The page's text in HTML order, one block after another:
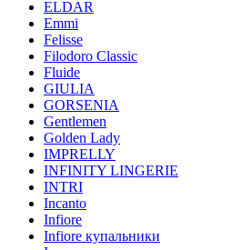
ELDAR
Emmi
Felisse
Filodoro Classic
Fluide
GIULIA
GORSENIA
Gentlemen
Golden Lady
IMPRELLY
INFINITY LINGERIE
INTRI
Incanto
Infiore
Infiore купальники